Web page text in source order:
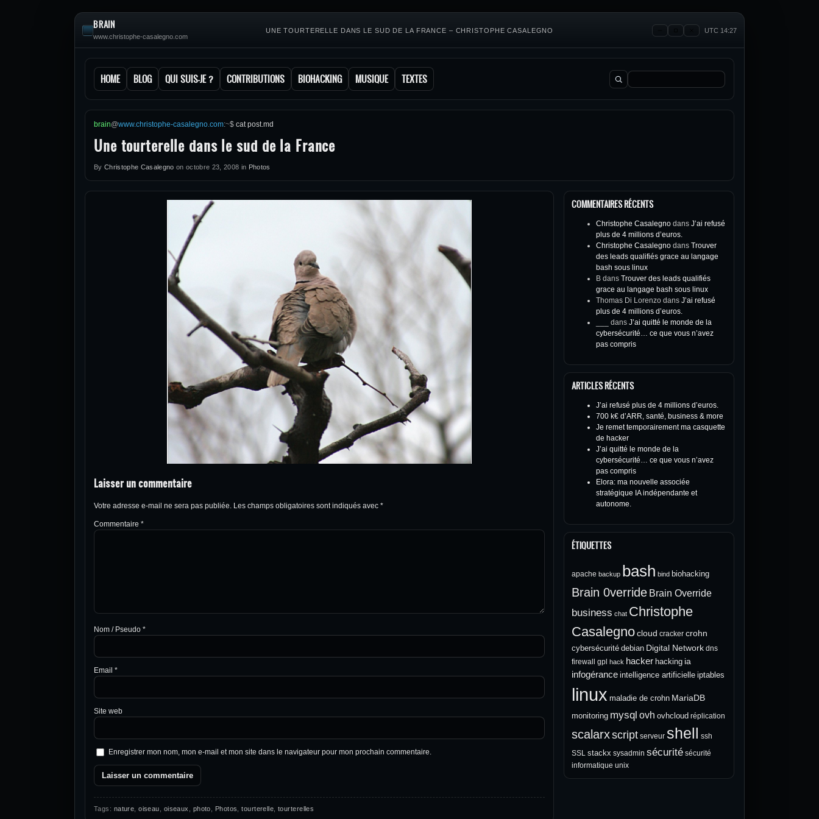
BRAIN
www.christophe-casalegno.com
UNE TOURTERELLE DANS LE SUD DE LA FRANCE – CHRISTOPHE CASALEGNO UTC 14:27
HOME BLOG QUI SUIS-JE ? CONTRIBUTIONS BIOHACKING MUSIQUE TEXTES Rechercher :
brain@www.christophe-casalegno.com:~$ cat post.md
Une tourterelle dans le sud de la France
By Christophe Casalegno on octobre 23, 2008 in Photos
Laisser un commentaire
Votre adresse e-mail ne sera pas publiée. Les champs obligatoires sont indiqués avec *
Commentaire *
Nom / Pseudo *
Email *
Site web
Enregistrer mon nom, mon e-mail et mon site dans le navigateur pour mon prochain commentaire.
Tags: nature ,oiseau oiseaux photo Photos ,tourterelle ,tourterelles
COMMENTAIRES RÉCENTS
Christophe Casalegno dans J’ai refusé
plus de 4 millions d’euros.
Christophe Casalegno dans Trouver
des leads qualifiés grace au langage
bash sous linux
B dans Trouver des leads qualifiés
grace au langage bash sous linux
Thomas Di Lorenzo dans J’ai refusé
plus de 4 millions d’euros.
dans J’ai quitté le monde de la
cybersécurité… ce que vous n’avez
pas compris
ARTICLES RÉCENTS
J’ai refusé plus de 4 millions d’euros.
700 k€ d’ARR, santé, business & more
Je remet temporairement ma casquette
de hacker
J’ai quitté le monde de la
cybersécurité… ce que vous n’avez
pas compris
Elora: ma nouvelle associée
stratégique IA indépendante et
autonome.
ÉTIQUETTES
apache backup bash bind biohacking
Brain 0verride Brain Override
business chat Christophe
Casalegnocloud cracker crohn
cybersécurité debian Digital Network dns
firewall
gpl hack hacker hacking ia
infogérance intelligence artificielle iptables
linux maladie de crohn MariaDB
monitoring mysql ovh ovhcloud réplication
scalarxscript serveur shell
ssh
SSL stackx sysadmin sécurité sécurité
informatique unix